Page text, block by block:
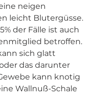
neigen
leicht Blutergüsse.
der Fälle ist auch
betroffen.
sich glatt
das darunter
kann knotig
Wallnuß-Schale